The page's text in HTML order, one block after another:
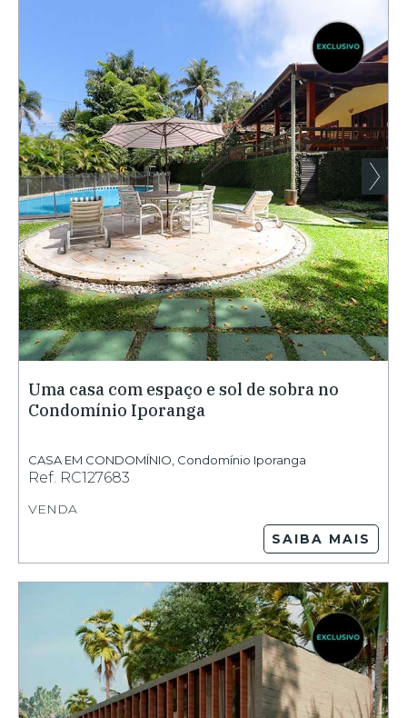
Uma casa com espaço e sol de sobra no
Condomínio Iporanga
CASA EM CONDOMÍNIO Condomínio Iporanga
Ref. RC127683
VENDA
SAIBA MAIS